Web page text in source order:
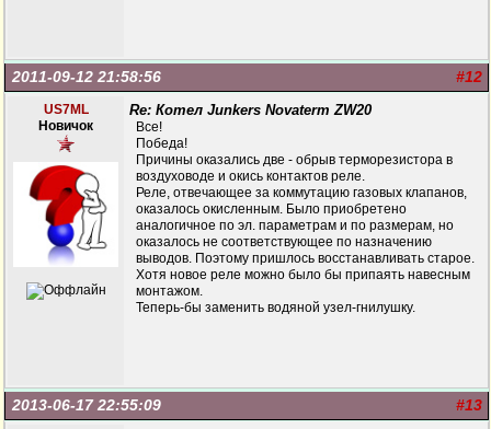
#12
2011-09-12 21:58:56
US7ML
Новичок
Re: Котел Junkers Novaterm ZW20
Все!
Победа!
Причины оказались две - обрыв терморезистора в
воздуховоде и окись контактов реле.
Реле, отвечающее за коммутацию газовых клапанов,
оказалось окисленным. Было приобретено
аналогичное по эл. параметрам и по размерам, но
оказалось не соответствующее по назначению
выводов. Поэтому пришлось восстанавливать старое.
Хотя новое реле можно было бы припаять навесным
монтажом.
Теперь-бы заменить водяной узел-гнилушку.
#13
2013-06-17 22:55:09